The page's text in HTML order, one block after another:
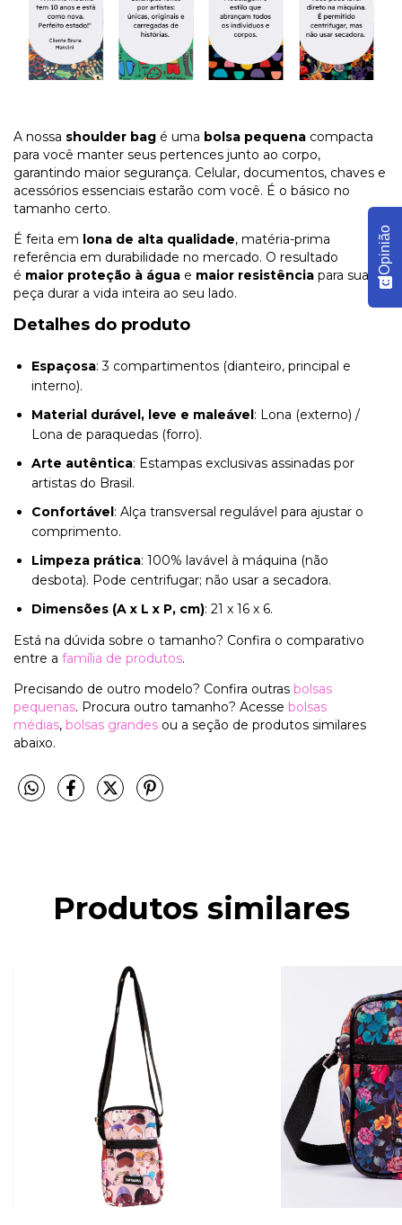
A nossa shoulder bag é uma bolsa pequena compacta
para você manter seus pertences junto ao corpo,
garantindo maior segurança. Celular, documentos, chaves e
acessórios essenciais estarão com você. É o básico no
tamanho certo.
É feita em lona de alta qualidade, matéria-prima
referência em durabilidade no mercado. O resultado
é maior proteção à água e maior resistência para sua
peça durar a vida inteira ao seu lado.
Detalhes do produto
Espaçosa: 3 compartimentos (dianteiro, principal e
interno).
Material durável, leve e maleável : Lona (externo) /
Lona de paraquedas (forro).
Arte autêntica: Estampas exclusivas assinadas por
artistas do Brasil.
Confortável : Alça transversal regulável para ajustar o
comprimento.
Limpeza prática: 100% lavável à máquina (não
desbota). Pode centrifugar; não usar a secadora.
Dimensões (A x L x P, cm): 21 x 16 x 6.
Está na dúvida sobre o tamanho? Confira o comparativo
entre a família de produtos.
Precisando de outro modelo? Confira outras bolsas
pequenas. Procura outro tamanho? Acesse bolsas
médias, bolsas grandes ou a seção de produtos similares
abaixo.
Produtos similares
Opinião